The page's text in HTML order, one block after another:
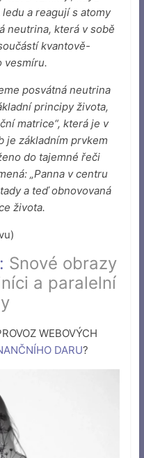
a reagují s atomy
neutrina, která v sobě
kvantově-
vesmíru.
posvátná neutrina
principy života,
matrice“, která je v
je základním prvkem
do tajemné řeči
„Panna v centru
a teď obnovovaná
života.
Snové obrazy
a paralelní
WEBOVÝCH
DARU?